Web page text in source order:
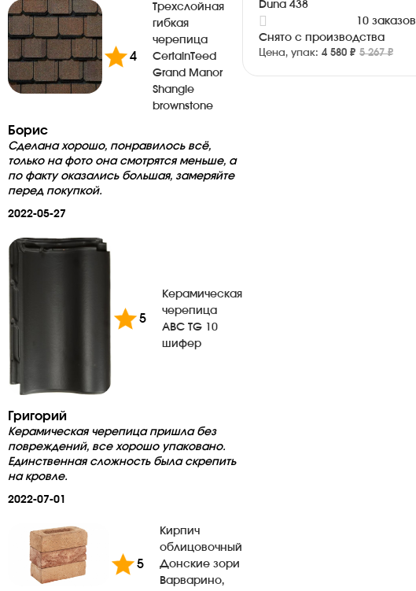
Трехслойная
гибкая
черепица
CertainTeed
Grand Manor
Shangle
brownstone
4
Борис
Сделана хорошо, понравилось всё,
только на фото она смотрятся меньше, а
по факту оказались большая, замеряйте
перед покупкой.
2022-05-27
Керамическая
черепица
ABC TG 10
шифер
5
Григорий
Керамическая черепица пришла без
повреждений, все хорошо упаковано.
Единственная сложность была скрепить
на кровле.
2022-07-01
Кирпич
облицовочный
Донские зори
Варварино,
5
Duna 438
10 заказов
Снято с производства
Цена, упак: 4 580 ₽ 5 267 ₽